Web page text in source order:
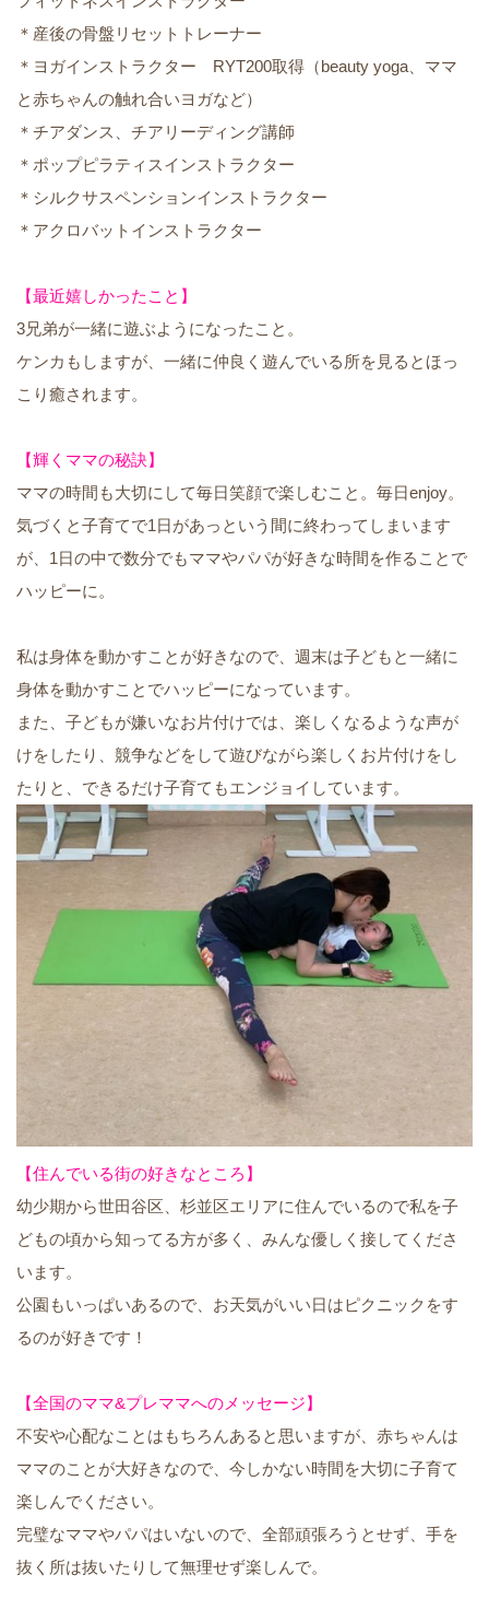
＊産後の骨盤リセットトレーナー
＊ヨガインストラクター RYT200取得（beauty yoga、ママ
と赤ちゃんの触れ合いヨガなど）
＊チアダンス、チアリーディング講師
＊ポップピラティスインストラクター
＊シルクサスペンションインストラクター
＊アクロバットインストラクター
【最近嬉しかったこと】
3兄弟が一緒に遊ぶようになったこと。
ケンカもしますが、一緒に仲良く遊んでいる所を見るとほっ
こり癒されます。
【輝くママの秘訣】
ママの時間も大切にして毎日笑顔で楽しむこと。毎日enjoy。
気づくと子育てで1日があっという間に終わってしまいます
が、1日の中で数分でもママやパパが好きな時間を作ることで
ハッピーに。
私は身体を動かすことが好きなので、週末は子どもと一緒に
身体を動かすことでハッピーになっています。
また、子どもが嫌いなお片付けでは、楽しくなるような声が
けをしたり、競争などをして遊びながら楽しくお片付けをし
たりと、できるだけ子育てもエンジョイしています。
【住んでいる街の好きなところ】
幼少期から世田谷区、杉並区エリアに住んでいるので私を子
どもの頃から知ってる方が多く、みんな優しく接してくださ
います。
公園もいっぱいあるので、お天気がいい日はピクニックをす
るのが好きです！
【全国のママ&プレママへのメッセージ】
不安や心配なことはもちろんあると思いますが、赤ちゃんは
ママのことが大好きなので、今しかない時間を大切に子育て
楽しんでください。
完璧なママやパパはいないので、全部頑張ろうとせず、手を
抜く所は抜いたりして無理せず楽しんで。